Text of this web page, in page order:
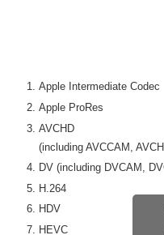
Apple Intermediate Codec
Apple ProRes
AVCHD
(including AVCCAM,
DV (including DVCAM,
H.264
HDV
HEVC